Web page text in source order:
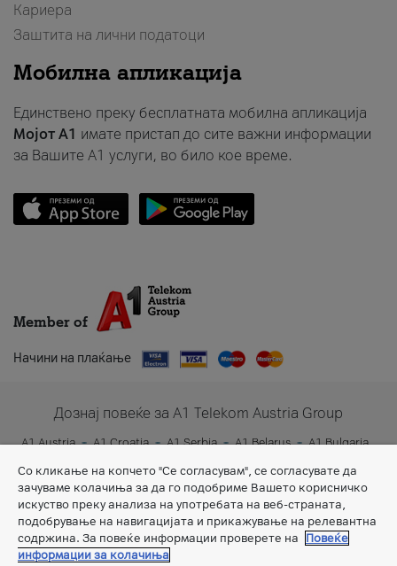
Кариера
Заштита на лични податоци
Мобилна апликација
Единствено преку бесплатната мобилна апликација
Мојот A1 имате пристап до сите важни информации
за Вашите A1 услуги, во било кое време.
Member of
Начини на плаќање
Дознај повеќе за A1 Telekom Austria Group
A1 Austria A1 Croatia A1 Serbia A1 Belarus
A1 Bulgaria
A1 Slovenia
A1 Digital
Со кликање на копчето "Се согласувам", се согласувате да
зачуваме колачиња за да го подобриме Вашето корисничко
искуство преку анализа на употребата на веб-страната,
подобрување на навигацијата и прикажување на релевантна
содржина. За повеќе информации проверете на
Повеќе
информации за колачиња